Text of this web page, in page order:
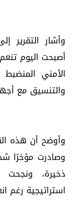
وأشار التقرير
أصبحت اليوم
الأمني
والتنسيق مع
وأوضح أن هذه
وصادرت مؤخرًا
ذخيرة،
استراتيجية رغم